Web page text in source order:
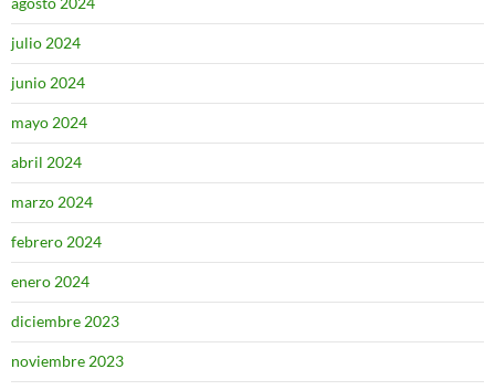
julio 2024
junio 2024
mayo 2024
abril 2024
marzo 2024
febrero 2024
enero 2024
diciembre 2023
noviembre 2023